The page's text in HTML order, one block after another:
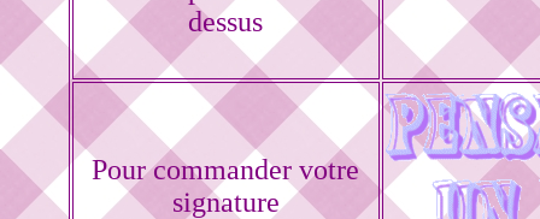
dessus
Pour commander votre
signature